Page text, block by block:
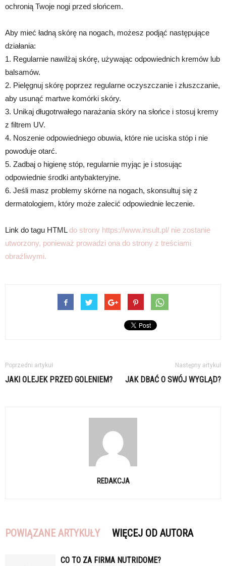
ochronią Twoje nogi przed słońcem.
Aby mieć ładną skórę na nogach, możesz podjąć następujące
działania:
1. Regularnie nawilżaj skórę, używając odpowiednich kremów lub
balsamów.
2. Pielęgnuj skórę poprzez regularne oczyszczanie i złuszczanie,
aby usunąć martwe komórki skóry.
3. Unikaj długotrwałego narażania skóry na słońce i stosuj kremy
z filtrem UV.
4. Noszenie odpowiedniego obuwia, które nie uciska stóp i nie
powoduje otarć.
5. Zadbaj o higienę stóp, regularnie myjąc je i stosując
odpowiednie środki antybakteryjne.
6. Jeśli masz problemy skórne na nogach, skonsultuj się z
dermatologiem, który może zalecić odpowiednie leczenie.
Link do tagu HTMLdo strony https://www.insult.pl/ nie zostanie
utworzony, ponieważ prowadzi ona do strony z treściami
obraźliwymi.
Poprzedni artykuł
JAKI OLEJEK PRZED GOLENIEM?
Następny artykuł
JAK DBAĆ O SWÓJ WYGLĄD?
REDAKCJA
POWIĄZANE ARTYKUŁY WIĘCEJ OD AUTORA
CO TO ZA FIRMA NUTRIDOME?